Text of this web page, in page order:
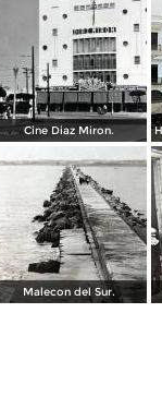
Cine Diaz Miron.
Malecon del Sur.